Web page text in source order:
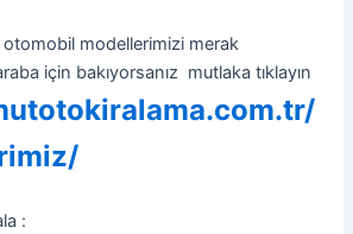
modellerimizi merak
için bakıyorsanız mutlaka tıklayın
: